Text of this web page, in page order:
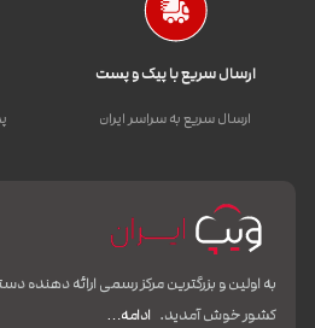
ارسال سریع با پیک و پست
ارسال سریع به سراسر ایران
به اولین و بزرگترین مرکز رسمی ارائه دهنده
کشور خوش آمدید. ادامه…